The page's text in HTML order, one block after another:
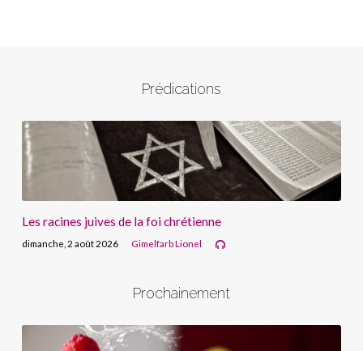
Prédications
Les racines juives de la foi chrétienne
dimanche, 2 août 2026 Gimelfarb Lionel
Prochainement